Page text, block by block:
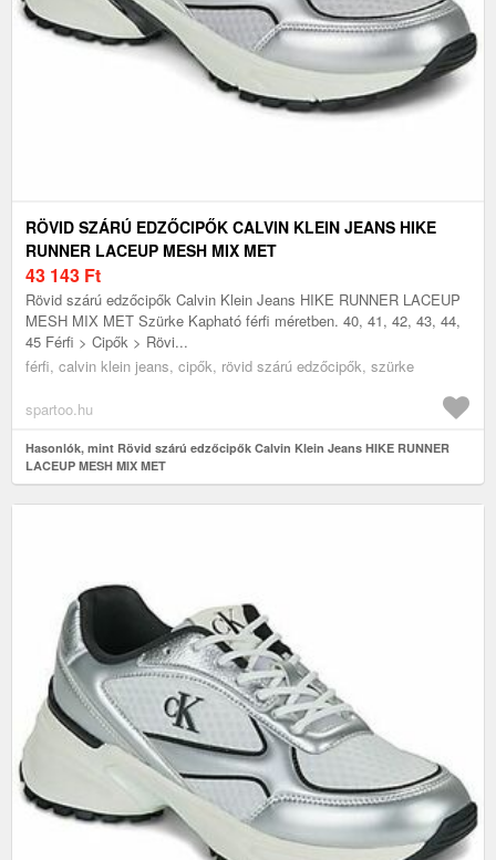
RÖVID SZÁRÚ EDZŐCIPŐK CALVIN KLEIN JEANS HIKE
RUNNER LACEUP MESH MIX MET
43 143 Ft
Rövid szárú edzőcipők Calvin Klein Jeans HIKE RUNNER LACEUP
MESH MIX MET Szürke Kapható férfi méretben. 40, 41, 42, 43, 44,
45 Férfi > Cipők > Rövi...
férfi, calvin klein jeans, cipők, rövid szárú edzőcipők, szürke
spartoo.hu
Hasonlók, mint Rövid szárú edzőcipők Calvin Klein Jeans HIKE RUNNER
LACEUP MESH MIX MET